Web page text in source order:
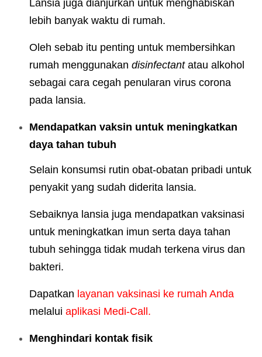
Lansia juga dianjurkan untuk menghabiskan
lebih banyak waktu di rumah.
Oleh sebab itu penting untuk membersihkan
rumah menggunakan disinfectantatau alkohol
sebagai cara cegah penularan virus corona
pada lansia.
Mendapatkan vaksin untuk meningkatkan
daya tahan tubuh
Selain konsumsi rutin obat-obatan pribadi untuk
penyakit yang sudah diderita lansia.
Sebaiknya lansia juga mendapatkan vaksinasi
untuk meningkatkan imun serta daya tahan
tubuh sehingga tidak mudah terkena virus dan
bakteri.
Dapatkan layanan vaksinasi ke rumah Anda
melalui aplikasi Medi-Call.
Menghindari kontak fisik